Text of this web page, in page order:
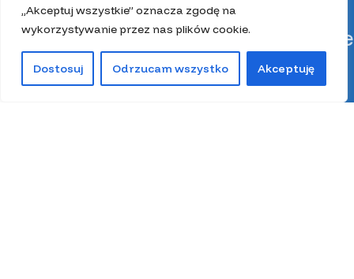
„Akceptuj wszystkie” oznacza zgodę na
wykorzystywanie przez nas plików cookie.
Dostosuj Odrzucam wszystko Akceptuję
Kategorie
Kit pszczeli
0